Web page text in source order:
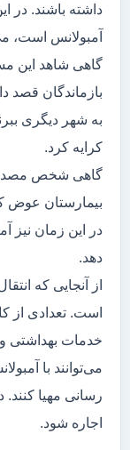
داشته باشند. در
آمبولانس است،
گاهی شاهد این
بازماندگان قصد
به شهر دیگری
کرایه کرد.
گاهی شخص مصدوم
بیمارستان عوض
در این زمان نیز
دهد.
از آنجایی که
است. تعدادی از
خدمات بهداشتی و
می‌توانند با
رسانی مهیا
اجاره شود.